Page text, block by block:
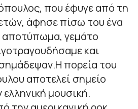
που έφυγε από τη
άφησε πίσω του ένα
αποτύπωμα, γεμάτο
και
πορεία του
αποτελεί σημείο
μουσική.